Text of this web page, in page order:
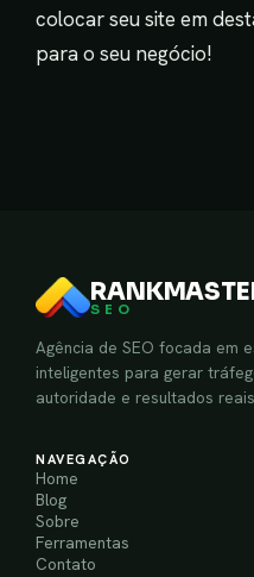
colocar seu site em
para o seu negócio!
SEO
Agência de SEO focada em
inteligentes para gerar
autoridade e resultados
NAVEGAÇÃO
Home
Blog
Sobre
Ferramentas
Contato